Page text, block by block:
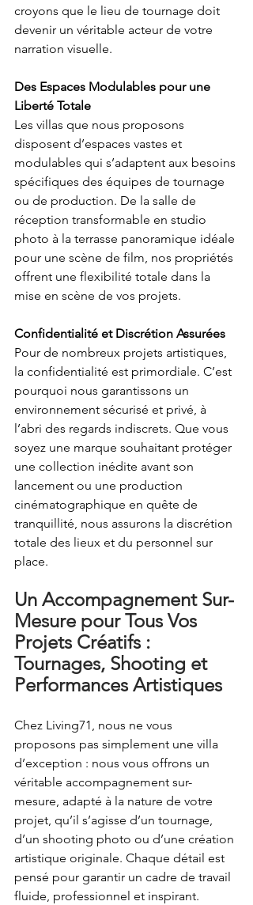
croyons que le lieu de tournage doit
devenir un véritable acteur de votre
narration visuelle.
Des Espaces Modulables pour une
Liberté Totale
Les villas que nous proposons
disposent d’espaces vastes et
modulables qui s’adaptent aux besoins
spécifiques des équipes de tournage
ou de production. De la salle de
réception transformable en studio
photo à la terrasse panoramique idéale
pour une scène de film, nos propriétés
offrent une flexibilité totale dans la
mise en scène de vos projets.
Confidentialité et Discrétion Assurées
Pour de nombreux projets artistiques,
la confidentialité est primordiale. C’est
pourquoi nous garantissons un
environnement sécurisé et privé, à
l’abri des regards indiscrets. Que vous
soyez une marque souhaitant protéger
une collection inédite avant son
lancement ou une production
cinématographique en quête de
tranquillité, nous assurons la discrétion
totale des lieux et du personnel sur
place.
Un Accompagnement Sur-
Mesure pour Tous Vos
Projets Créatifs :
Tournages, Shooting et
Performances Artistiques
Chez Living71, nous ne vous
proposons pas simplement une villa
d’exception : nous vous offrons un
véritable accompagnement sur-
mesure, adapté à la nature de votre
projet, qu’il s’agisse d’un tournage,
d’un shooting photo ou d’une création
artistique originale. Chaque détail est
pensé pour garantir un cadre de travail
fluide, professionnel et inspirant.